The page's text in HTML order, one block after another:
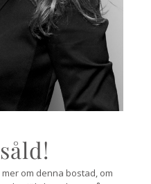
om denna bostad, om